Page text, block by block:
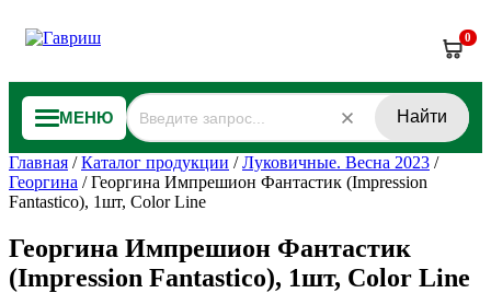
0
МЕНЮ Найти
Главная /Каталог продукции /Луковичные. Весна 2023 /
Георгина /Георгина Импрешион Фантастик (Impression
Fantastico), 1шт, Color Line
Георгина Импрешион Фантастик
(Impression Fantastico), 1шт, Color Line